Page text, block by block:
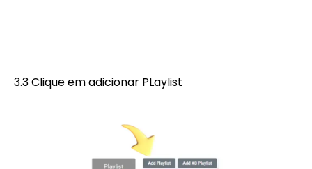
3.3 Clique em adicionar PLaylist